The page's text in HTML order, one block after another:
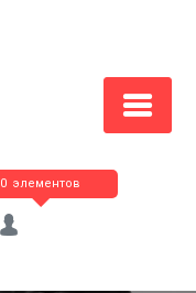
0 элементов